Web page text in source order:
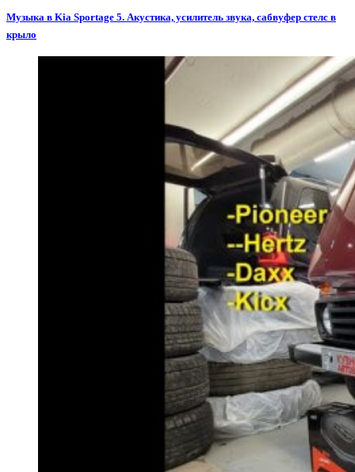
Музыка в Kia Sportage 5. Акустика, усилитель звука, сабвуфер стелс в
крыло